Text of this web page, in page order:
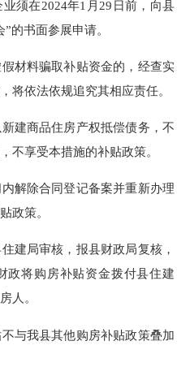
在2024年1月29日前，向县
的书面参展申请。
料骗取补贴资金的，经查实
将依法依规追究其相应责任。
商品住房产权抵偿债务，不
不享受本措施的补贴政策。
除合同登记备案并重新办理
政策。
局审核，报县财政局复核，
政将购房补贴资金拨付县住建
人。
我县其他购房补贴政策叠加